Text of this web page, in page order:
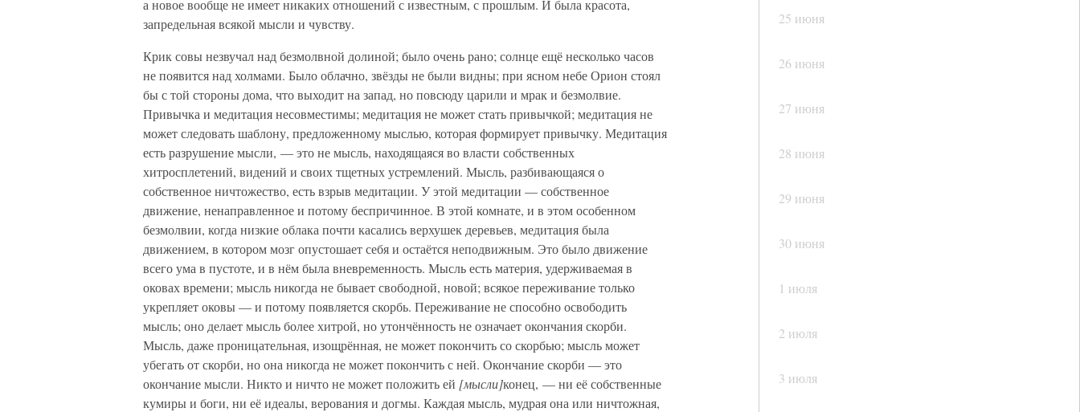
25 июня
26 июня
27 июня
28 июня
29 июня
30 июня
1 июля
2 июля
3 июля
а новое вообще не имеет никаких отношений с известным, с прошлым. И была красота,
запредельная всякой мысли и чувству.
Крик совы незвучал над безмолвной долиной; было очень рано; солнце ещё несколько часов
не появится над холмами. Было облачно, звёзды не были видны; при ясном небе Орион стоял
бы с той стороны дома, что выходит на запад, но повсюду царили и мрак и безмолвие.
Привычка и медитация несовместимы; медитация не может стать привычкой; медитация не
может следовать шаблону, предложенному мыслью, которая формирует привычку. Медитация
есть разрушение мысли, — это не мысль, находящаяся во власти собственных
хитросплетений, видений и своих тщетных устремлений. Мысль, разбивающаяся о
собственное ничтожество, есть взрыв медитации. У этой медитации — собственное
движение, ненаправленное и потому беспричинное. В этой комнате, и в этом особенном
безмолвии, когда низкие облака почти касались верхушек деревьев, медитация была
движением, в котором мозг опустошает себя и остаётся неподвижным. Это было движение
всего ума в пустоте, и в нём была вневременность. Мысль есть материя, удерживаемая в
оковах времени; мысль никогда не бывает свободной, новой; всякое переживание только
укрепляет оковы — и потому появляется скорбь. Переживание не способно освободить
мысль; оно делает мысль более хитрой, но утончённость не означает окончания скорби.
Мысль, даже проницательная, изощрённая, не может покончить со скорбью; мысль может
убегать от скорби, но она никогда не может покончить с ней. Окончание скорби — это
окончание мысли. Никто и ничто не может положить ей [мысли]конец, — ни её собственные
кумиры и боги, ни её идеалы, верования и догмы. Каждая мысль, мудрая она или ничтожная,